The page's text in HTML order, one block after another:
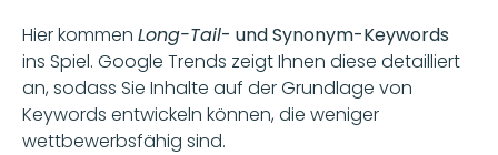
Hier kommen Long-Tail
ins Spiel. Google Trends zeigt Ihnen diese detailliert
an, sodass Sie Inhalte auf der Grundlage von
Keywords entwickeln können, die weniger
wettbewerbsfähig sind.